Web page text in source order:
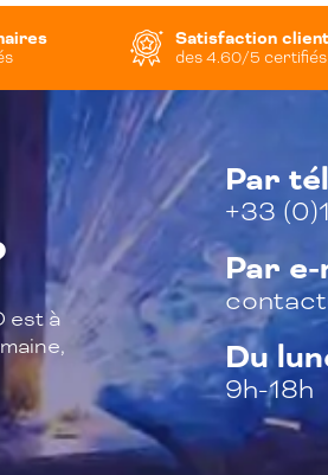
Satisfaction client
des 4.60/5 certifiés
est à
Par
+33
Par
Du
9h-18h